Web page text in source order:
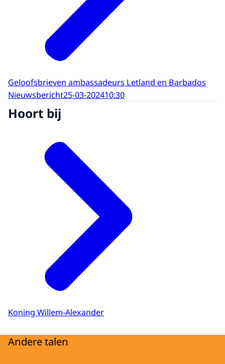
Geloofsbrieven ambassadeurs Letland en Barbados
Nieuwsbericht25-03-202410:30
Hoort bij
Koning Willem-Alexander
Andere talen